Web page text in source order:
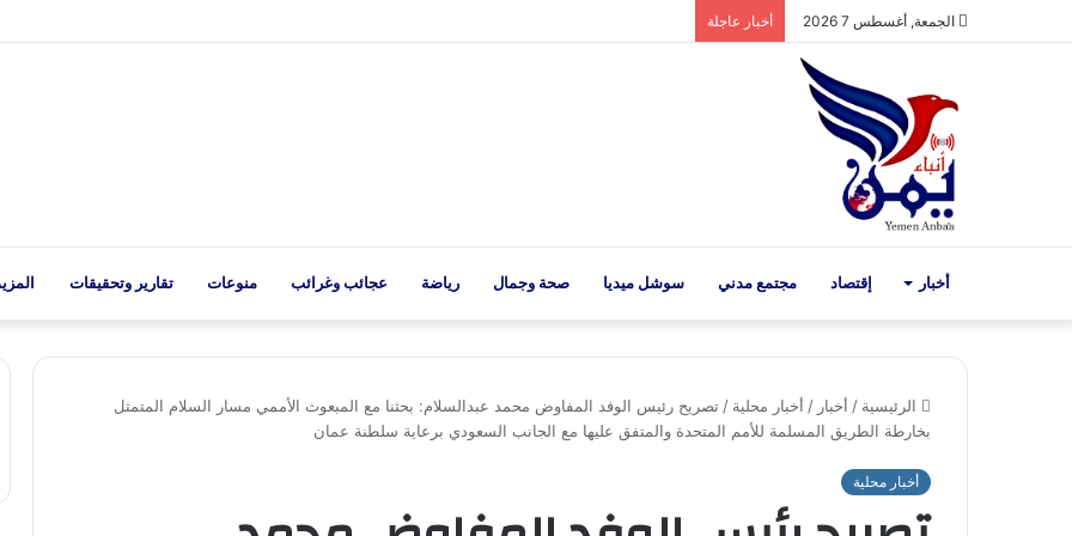
الجمعة, أغسطس 7 2026 أخبار عاجلة
أخبار إقتصاد مجتمع مدني سوشل ميديا صحة وجمال رياضة عجائب وغرائب منوعات تقارير وتحقيقات
الرئيسية / أخبار / أخبار محلية / تصريح رئيس الوفد المفاوض محمد عبدالسلام: بحثنا مع المبعوث الأممي مسار السلام المتمثل
بخارطة الطريق المسلمة للأمم المتحدة والمتفق عليها مع الجانب السعودي برعاية سلطنة عمان
أخبار محلية